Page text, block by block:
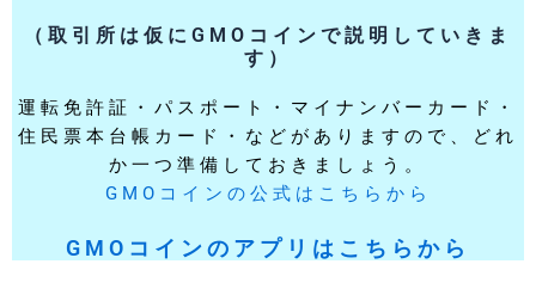
（取引所は仮にGMOコインで説明していきま
す）
運転免許証・パスポート・マイナンバーカード・
住民票本台帳カード・などがありますので、どれ
か一つ準備しておきましょう。
GMOコインの公式はこちらから
GMOコインのアプリはこちらから